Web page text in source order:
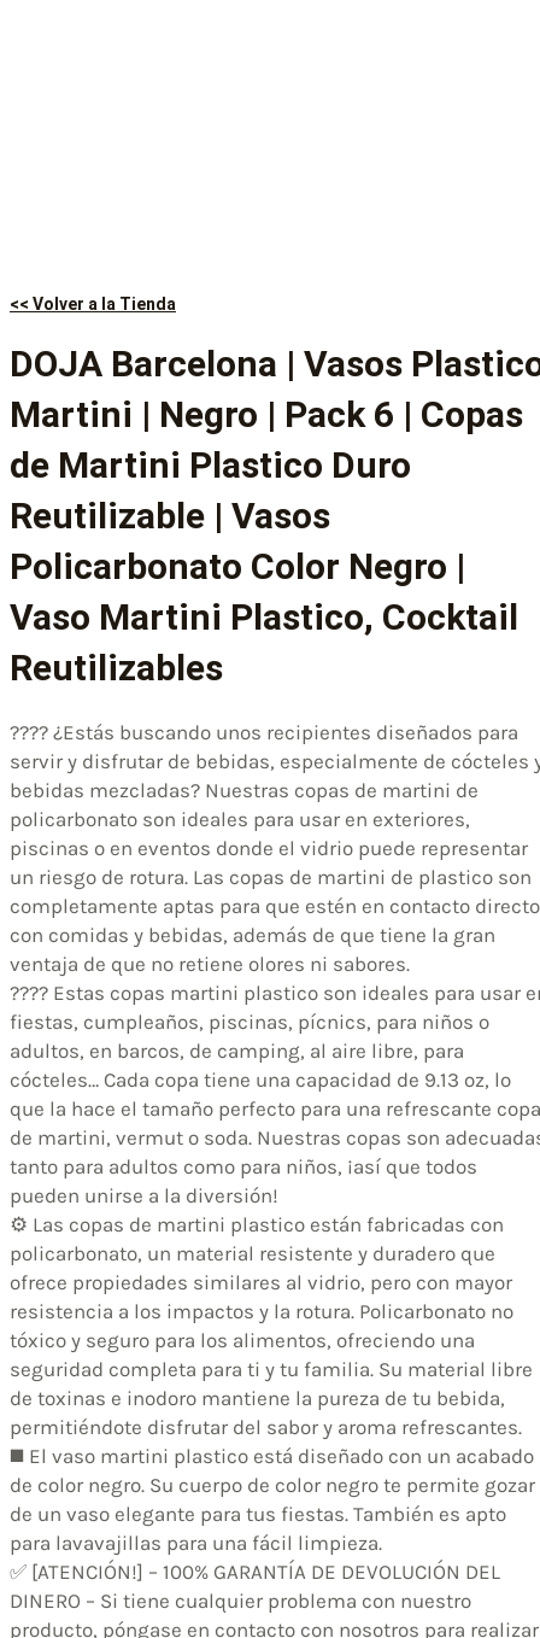
<< Volver a la Tienda
DOJA Barcelona | Vasos
Martini | Negro | Pack 6 | Copas
de Martini Plastico Duro
Reutilizable | Vasos
Policarbonato Color Negro |
Vaso Martini Plastico, Cocktail
Reutilizables
???? ¿Estás buscando unos recipientes diseñados para
servir y disfrutar de bebidas, especialmente de cócteles
bebidas mezcladas? Nuestras copas de martini de
policarbonato son ideales para usar en exteriores,
piscinas o en eventos donde el vidrio puede representar
un riesgo de rotura. Las copas de martini de plastico son
completamente aptas para que estén en contacto directo
con comidas y bebidas, además de que tiene la gran
ventaja de que no retiene olores ni sabores.
???? Estas copas martini plastico son ideales para usar
fiestas, cumpleaños, piscinas, pícnics, para niños o
adultos, en barcos, de camping, al aire libre, para
cócteles… Cada copa tiene una capacidad de 9.13 oz, lo
que la hace el tamaño perfecto para una refrescante copa
de martini, vermut o soda. Nuestras copas son
tanto para adultos como para niños, ¡así que todos
pueden unirse a la diversión!
⚙️ Las copas de martini plastico están fabricadas con
policarbonato, un material resistente y duradero que
ofrece propiedades similares al vidrio, pero con mayor
resistencia a los impactos y la rotura. Policarbonato no
tóxico y seguro para los alimentos, ofreciendo una
seguridad completa para ti y tu familia. Su material libre
de toxinas e inodoro mantiene la pureza de tu bebida,
permitiéndote disfrutar del sabor y aroma refrescantes.
◼️ El vaso martini plastico está diseñado con un acabado
de color negro. Su cuerpo de color negro te permite gozar
de un vaso elegante para tus fiestas. También es apto
para lavavajillas para una fácil limpieza.
✅ [ATENCIÓN!] – 100% GARANTÍA DE DEVOLUCIÓN DEL
DINERO – Si tiene cualquier problema con nuestro
producto, póngase en contacto con nosotros para realizar